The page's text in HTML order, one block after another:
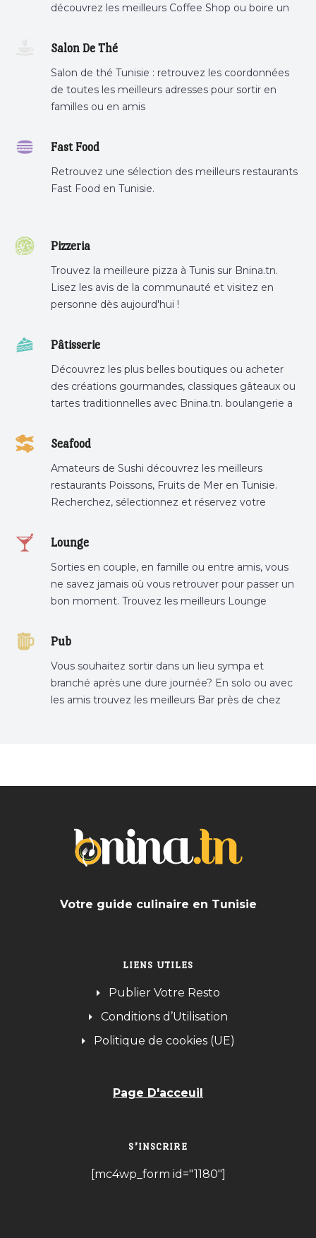
découvrez les meilleurs Coffee Shop ou boire un
Salon De Thé
Salon de thé Tunisie : retrouvez les coordonnées
de toutes les meilleurs adresses pour sortir en
familles ou en amis
Fast Food
Retrouvez une sélection des meilleurs restaurants
Fast Food en Tunisie.
Pizzeria
Trouvez la meilleure pizza à Tunis sur Bnina.tn.
Lisez les avis de la communauté et visitez en
personne dès aujourd'hui !
Pâtisserie
Découvrez les plus belles boutiques ou acheter
des créations gourmandes, classiques gâteaux ou
tartes traditionnelles avec Bnina.tn. boulangerie a
tunis, pâtisserie sousse .
Seafood
Amateurs de Sushi découvrez les meilleurs
restaurants Poissons, Fruits de Mer en Tunisie.
Recherchez, sélectionnez et réservez votre
Lounge
Sorties en couple, en famille ou entre amis, vous
ne savez jamais où vous retrouver pour passer un
bon moment. Trouvez les meilleurs Lounge
Pub
Vous souhaitez sortir dans un lieu sympa et
branché après une dure journée? En solo ou avec
les amis trouvez les meilleurs Bar près de chez
Votre guide culinaire en Tunisie
LIENS UTILES
Publier Votre Resto
Conditions d’Utilisation
Politique de cookies (UE)
Page D'acceuil
S’INSCRIRE
[mc4wp_form id="1180"]